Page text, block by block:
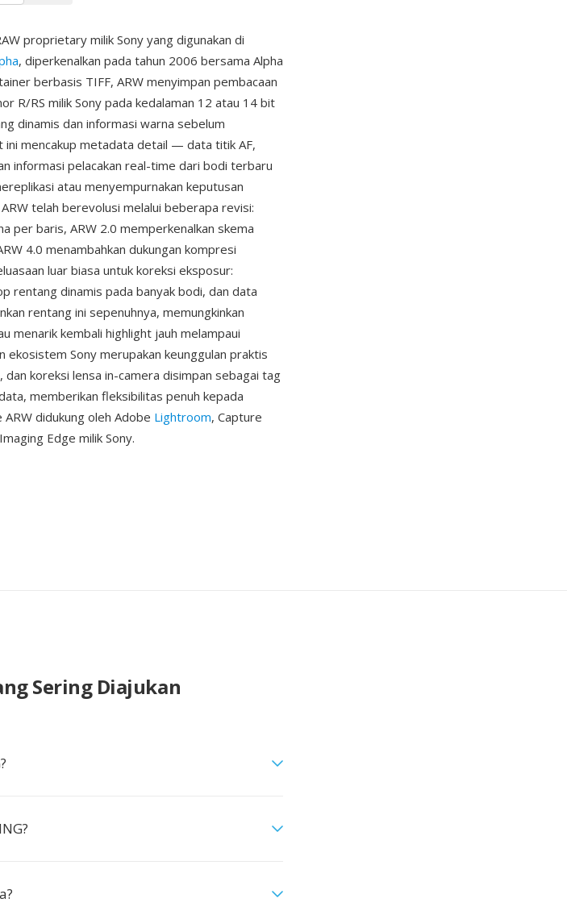
proprietary milik Sony yang digunakan di
, diperkenalkan pada tahun 2006 bersama Alpha
berbasis TIFF, ARW menyimpan pembacaan
R/RS milik Sony pada kedalaman 12 atau 14 bit
dinamis dan informasi warna sebelum
mencakup metadata detail — data titik AF,
informasi pelacakan real-time dari bodi terbaru
atau menyempurnakan keputusan
telah berevolusi melalui beberapa revisi:
per baris, ARW 2.0 memperkenalkan skema
4.0 menambahkan dukungan kompresi
luar biasa untuk koreksi eksposur:
rentang dinamis pada banyak bodi, dan data
rentang ini sepenuhnya, memungkinkan
menarik kembali highlight jauh melampaui
ekosistem Sony merupakan keunggulan praktis
koreksi lensa in-camera disimpan sebagai tag
memberikan fleksibilitas penuh kepada
didukung oleh Adobe Lightroom, Capture
Edge milik Sony.
Sering Diajukan